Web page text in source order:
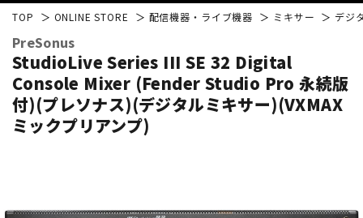
エレキギター アコギ/エレアコ
TOP ONLINE STORE 配信機器・ライブ機器 ミキサー デジ
PreSonus
StudioLive Series III SE 32 Digital
Console Mixer (Fender Studio Pro 永続版
付)(プレソナス)(デジタルミキサー)(VXMAX
ミックプリアンプ)